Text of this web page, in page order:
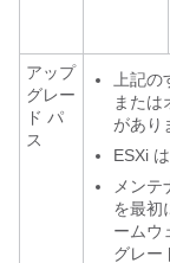
アップ
グレー
ド パ
ス
上記
または
があり
ESXi
メン
を最初
ームウ
グレー